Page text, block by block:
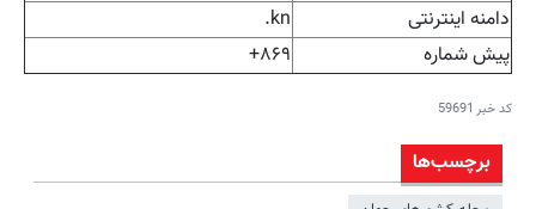
دامنه اینترنتی
kn.
پیش شماره
۸۶۹+
کد خبر 59691
برچسب‌ها